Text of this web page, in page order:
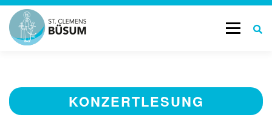
Menü
AKTUELL LEBENSBEGLEITUNG
KONZERTLESUNG